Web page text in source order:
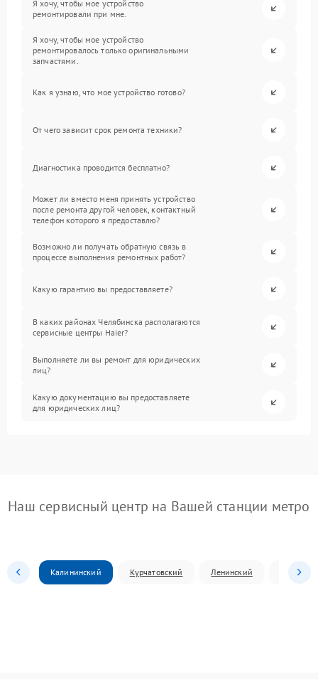
Я хочу, чтобы мое устройство
ремонтировали при мне.
Я хочу, чтобы мое устройство
ремонтировалось только оригинальными
запчастями.
Как я узнаю, что мое устройство готово?
От чего зависит срок ремонта техники?
Диагностика проводится бесплатно?
Может ли вместо меня принять устройство
после ремонта другой человек, контактный
телефон которого я предоставлю?
Возможно ли получать обратную связь в
процессе выполнения ремонтных работ?
Какую гарантию вы предоставляете?
В каких районах Челябинска располагаются
сервисные центры Haier?
Выполняете ли вы ремонт для юридических
лиц?
Какую документацию вы предоставляете
для юридических лиц?
Наш сервисный центр на Вашей станции метро
Калининский Курчатовский Ленинский